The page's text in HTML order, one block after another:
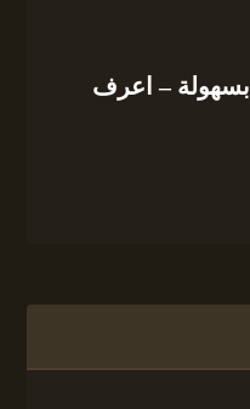
بسهولة – اعرف